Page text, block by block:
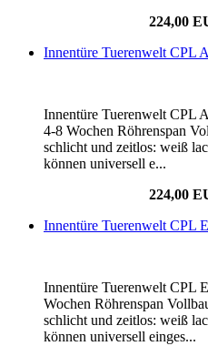
224,00
Innentüre Tuerenwelt CPL
Innentüre Tuerenwelt CPL
4-8 Wochen Röhrenspan
schlicht und zeitlos: weiß
können universell e...
224,00
Innentüre Tuerenwelt CPL
Innentüre Tuerenwelt CPL
Wochen Röhrenspan
schlicht und zeitlos: weiß
können universell einges...